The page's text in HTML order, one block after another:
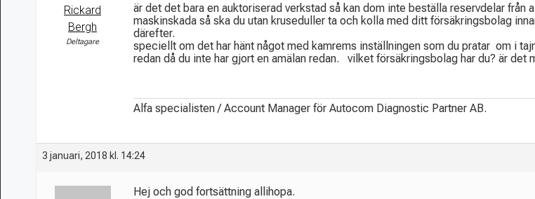
Rickard
Bergh
Deltagare
är det det bara en auktoriserad verkstad så kan dom inte beställa reservdelar från
maskinskada så ska du utan kruseduller ta och kolla med ditt försäkringsbolag
därefter.
speciellt om det har hänt något med kamrems inställningen som du pratar om i
redan då du inte har gjort en amälan redan. vilket försäkringsbolag har du? är det
Alfa specialisten / Account Manager för Autocom Diagnostic Partner AB.
3 januari, 2018 kl. 14:24
Hej och god fortsättning allihopa.